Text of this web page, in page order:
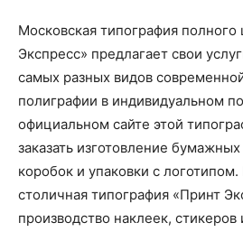
Московская типография полного
Экспресс» предлагает свои
самых разных видов
полиграфии в индивидуальном
официальном сайте этой
заказать изготовление
коробок и упаковки с
столичная типография «Принт
производство наклеек, стикеров